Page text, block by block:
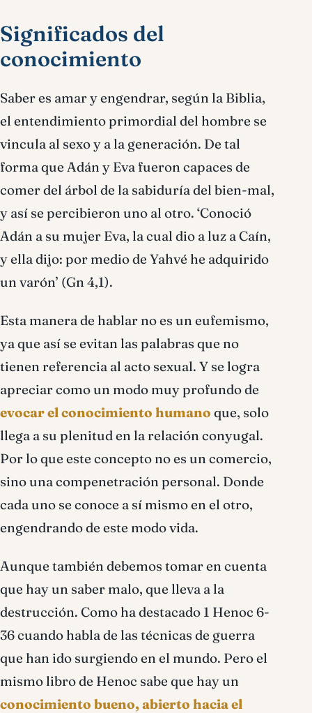
Significados del
conocimiento
Saber es amar y engendrar, según la Biblia,
el entendimiento primordial del hombre se
vincula al sexo y a la generación. De tal
forma que Adán y Eva fueron capaces de
comer del árbol de la sabiduría del bien-mal,
y así se percibieron uno al otro. ‘Conoció
Adán a su mujer Eva, la cual dio a luz a Caín,
y ella dijo: por medio de Yahvé he adquirido
un varón’ (Gn 4,1).
Esta manera de hablar no es un eufemismo,
ya que así se evitan las palabras que no
tienen referencia al acto sexual. Y se logra
apreciar como un modo muy profundo de
evocar el conocimiento humano que, solo
llega a su plenitud en la relación conyugal.
Por lo que este concepto no es un comercio,
sino una compenetración personal. Donde
cada uno se conoce a sí mismo en el otro,
engendrando de este modo vida.
Aunque también debemos tomar en cuenta
que hay un saber malo, que lleva a la
destrucción. Como ha destacado 1 Henoc 6-
36 cuando habla de las técnicas de guerra
que han ido surgiendo en el mundo. Pero el
mismo libro de Henoc sabe que hay un
conocimiento bueno, abierto hacia el